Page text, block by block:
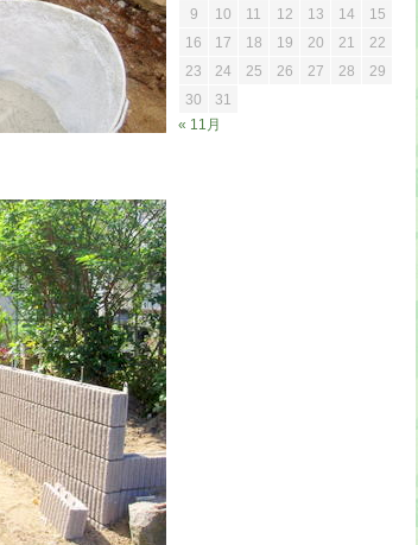
« 11月
9
10 11 12 13 14
15
16
17 18 19 20 21
22
23
24 25 26 27 28
29
30
31